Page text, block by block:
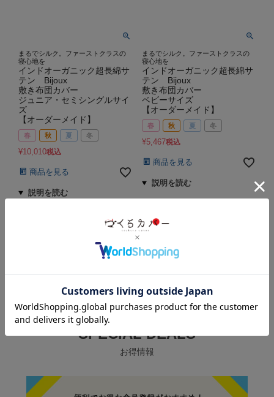
まるでシルク。ファーストクラスの
寝心地を
インドオーガニック超長綿サ
テン Bijoux
敷き布団カバー
ジュニア・セミシングルサイ
ズ
【オーダーメイド】
春 秋 夏 冬
¥10,010税込
商品を見る
まるでシルク。ファーストクラスの
寝心地を
インドオーガニック超長綿サ
テン Bijoux
敷き布団カバー
ベビーサイズ
【オーダーメイド】
春 秋 夏 冬
¥5,467税込
商品を見る
価格が安い順
SPECIAL DEALS
お得情報